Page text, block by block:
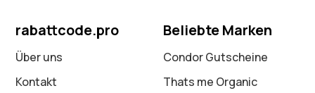
rabattcode.pro
Über uns
Kontakt
Beliebte Marken
Condor Gutscheine
Thats me Organic